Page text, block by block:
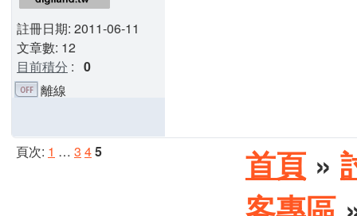
註冊日期: 2011-06-11
文章數: 12
目前積分 : 0
離線
頁次: 1 … 3 45 首頁 »